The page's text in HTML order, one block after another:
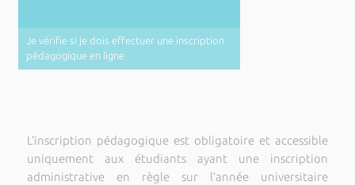
Je vérifie si je dois effectuer une inscription
pédagogique en ligne
L’inscription pédagogique est obligatoire et accessible
uniquement aux étudiants ayant une inscription
administrative en règle sur l’année universitaire